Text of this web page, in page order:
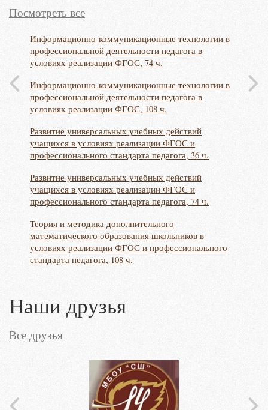
Посмотреть все
Информационно-коммуникационные технологии в
профессиональной деятельности педагога в
условиях реализации ФГОС, 74 ч.
Информационно-коммуникационные технологии в
профессиональной деятельности педагога в
условиях реализации ФГОС, 108 ч.
Развитие универсальных учебных действий
учащихся в условиях реализации ФГОС и
профессионального стандарта педагога, 36 ч.
Развитие универсальных учебных действий
учащихся в условиях реализации ФГОС и
профессионального стандарта педагога, 74 ч.
Теория и методика дополнительного
математического образования школьников в
условиях реализации ФГОС и профессионального
стандарта педагога, 108 ч.
Наши друзья
Все друзья